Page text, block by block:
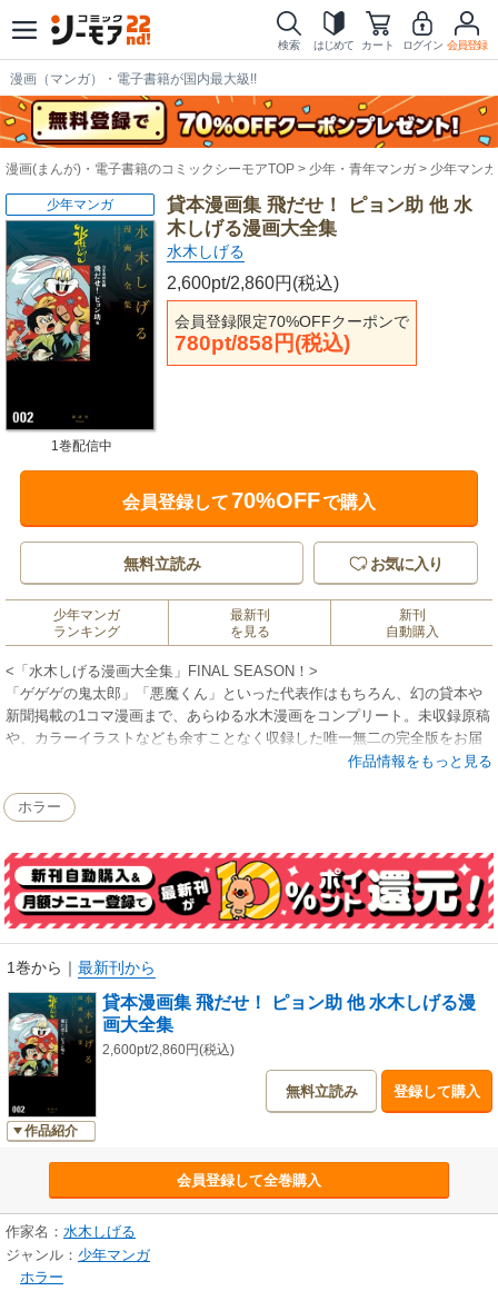
検索 はじめて カート ログイン 会員登録
漫画（マンガ）・電子書籍が国内最大級!!
漫画(まんが)・電子書籍のコミックシーモアTOP 少年・青年マンガ 少年マンガ
貸本漫画集 飛だせ！ ピョン助 他 水
木しげる漫画大全集
水木しげる
2,600pt/2,860円(税込)
会員登録限定70%OFFクーポンで
780pt/858円(税込)
少年マンガ
1巻配信中
会員登録して70%OFFで購入
無料立読み お気に入り
少年マンガ
ランキング
最新刊
を見る
新刊
自動購入
<「水木しげる漫画大全集」FINAL SEASON！>
「ゲゲゲの鬼太郎」「悪魔くん」といった代表作はもちろん、幻の貸本や
新聞掲載の1コマ漫画まで、あらゆる水木漫画をコンプリート。未収録原稿
や、カラーイラストなども余すことなく収録した唯一無二の完全版をお届
けします。京極夏彦責任監修『水木しげる漫画大全集』第3期全35巻刊行開
化けウサギの役は、なんとバッグス・バニー！ 「飛だせ！ ピョン助」
他、封印されていた幻の初期作品群がついに解禁！ ワーナー・ブラザー
されます!! 発見された未使用カラー原稿も収録！ ★解説「まさに水木先
生の世界でしかない」梅田英俊（画家・漫画家）
作品情報をもっと見る
ホラー
1巻から ｜ 最新刊から
作品紹介
貸本漫画集 飛だせ！ ピョン助 他 水木しげる漫
画大全集
2,600pt/2,860円(税込)
無料立読み 登録して購入
会員登録して全巻購入
作家名： 水木しげる
ジャンル： 少年マンガ
ホラー